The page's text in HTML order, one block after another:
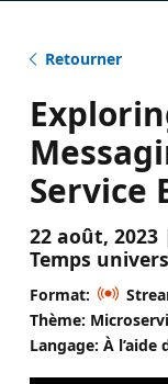
Retourner
Service
22 août, 2023
Temps
Format:
Thème:
Langage: À